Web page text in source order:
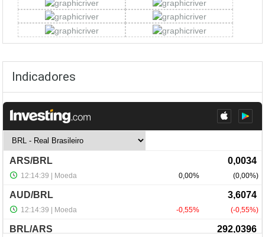
Indicadores
NewsLetter